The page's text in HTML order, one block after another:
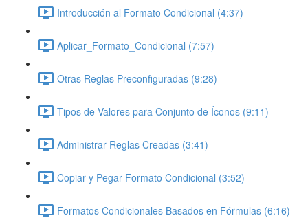
Introducción al Formato Condicional (4:37)
Aplicar_Formato_Condicional (7:57)
Otras Reglas Preconfiguradas (9:28)
Tipos de Valores para Conjunto de Íconos (9:11)
Administrar Reglas Creadas (3:41)
Copiar y Pegar Formato Condicional (3:52)
Formatos Condicionales Basados en Fórmulas (6:16)